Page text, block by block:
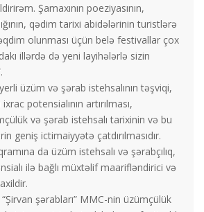
Şamaxının poeziyasının,
qədim tarixi abidələrinin turistlərə
olunması üçün belə festivallar çox
illərdə də yeni layihələrlə sizin
üzüm və şərab istehsalının təşviqi,
potensialının artırılması,
və şərab istehsalı tarixinin və bu
geniş ictimaiyyətə çatdırılmasıdır.
da üzüm istehsalı və şərabçılıq,
ilə bağlı müxtəlif maarifləndirici və
şərabları” MMC-nin üzümçülük